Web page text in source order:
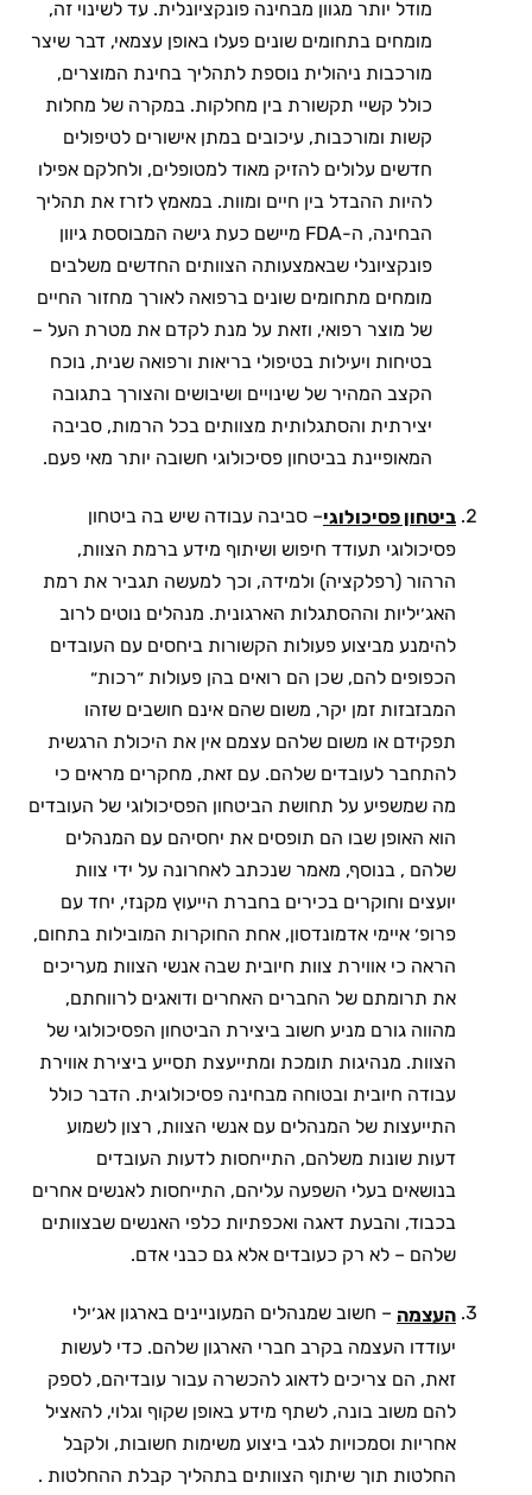
מודל יותר מגוון מבחינה פונקציונלית. עד לשינוי זה,
מומחים בתחומים שונים פעלו באופן עצמאי, דבר שיצר
מורכבות ניהולית נוספת לתהליך בחינת המוצרים,
כולל קשיי תקשורת בין מחלקות. במקרה של מחלות
קשות ומורכבות, עיכובים במתן אישורים לטיפולים
חדשים עלולים להזיק מאוד למטופלים, ולחלקם אפילו
להיות ההבדל בין חיים ומוות. במאמץ לזרז את תהליך
הבחינה, ה-FDA מיישם כעת גישה המבוססת גיוון
פונקציונלי שבאמצעותה הצוותים החדשים משלבים
מומחים מתחומים שונים ברפואה לאורך מחזור החיים
של מוצר רפואי, וזאת על מנת לקדם את מטרת העל –
בטיחות ויעילות בטיפולי בריאות ורפואה שנית, נוכח
הקצב המהיר של שינויים ושיבושים והצורך בתגובה
יצירתית והסתגלותית מצוותים בכל הרמות, סביבה
המאופיינת בביטחון פסיכולוגי חשובה יותר מאי פעם.
ביטחון פסיכולוגי– סביבה עבודה שיש בה ביטחון
פסיכולוגי תעודד חיפוש ושיתוף מידע ברמת הצוות,
הרהור (רפלקציה) ולמידה, וכך למעשה תגביר את רמת
האג׳יליות וההסתגלות הארגונית. מנהלים נוטים לרוב
להימנע מביצוע פעולות הקשורות ביחסים עם העובדים
הכפופים להם, שכן הם רואים בהן פעולות ״רכות״
המבזבזות זמן יקר, משום שהם אינם חושבים שזהו
תפקידם או משום שלהם עצמם אין את היכולת הרגשית
להתחבר לעובדים שלהם. עם זאת, מחקרים מראים כי
מה שמשפיע על תחושת הביטחון הפסיכולוגי של העובדים
הוא האופן שבו הם תופסים את יחסיהם עם המנהלים
שלהם , בנוסף, מאמר שנכתב לאחרונה על ידי צוות
יועצים וחוקרים בכירים בחברת הייעוץ מקנזי, יחד עם
פרופ׳ איימי אדמונדסון, אחת החוקרות המובילות בתחום,
הראה כי אווירת צוות חיובית שבה אנשי הצוות מעריכים
את תרומתם של החברים האחרים ודואגים לרווחתם,
מהווה גורם מניע חשוב ביצירת הביטחון הפסיכולוגי של
הצוות. מנהיגות תומכת ומתייעצת תסייע ביצירת אווירת
עבודה חיובית ובטוחה מבחינה פסיכולוגית. הדבר כולל
התייעצות של המנהלים עם אנשי הצוות, רצון לשמוע
דעות שונות משלהם, התייחסות לדעות העובדים
בנושאים בעלי השפעה עליהם, התייחסות לאנשים אחרים
בכבוד, והבעת דאגה ואכפתיות כלפי האנשים שבצוותים
שלהם – לא רק כעובדים אלא גם כבני אדם.
העצמה – חשוב שמנהלים המעוניינים בארגון אג׳ילי
יעודדו העצמה בקרב חברי הארגון שלהם. כדי לעשות
זאת, הם צריכים לדאוג להכשרה עבור עובדיהם, לספק
להם משוב בונה, לשתף מידע באופן שקוף וגלוי, להאציל
אחריות וסמכויות לגבי ביצוע משימות חשובות, ולקבל
החלטות תוך שיתוף הצוותים בתהליך קבלת ההחלטות .